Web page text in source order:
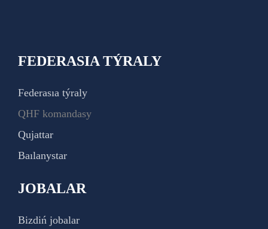
FEDERASIA TÝRALY
Federasıa týraly
QHF komandasy
Qujattar
Baılanystar
JOBALAR
Bizdiń jobalar